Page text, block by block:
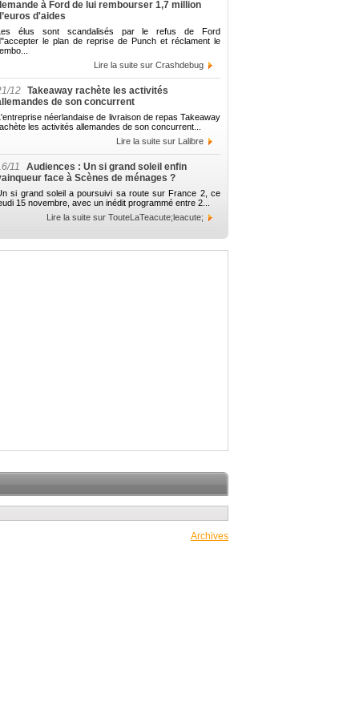
à Ford de lui rembourser 1,7 million
d'aides
élus sont scandalisés par le refus de Ford
le plan de reprise de Punch et réclament le
Lire la suite sur Crashdebug
12 Takeaway rachète les activités
de son concurrent
néerlandaise de livraison de repas Takeaway
les activités allemandes de son concurrent...
Lire la suite sur Lalibre
11
Audiences : Un si grand soleil enfin
face à Scènes de ménages ?
si grand soleil a poursuivi sa route sur France 2, ce
15 novembre, avec un inédit programmé entre 2...
Lire la suite sur TouteLaTeacute;leacute;
Archives